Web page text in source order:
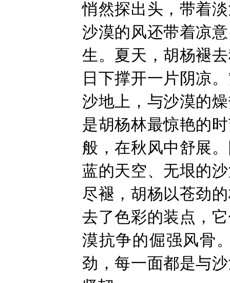
悄然探出头，带着
沙漠的风还带着凉
生。夏天，胡杨褪
日下撑开一片阴凉
沙地上，与沙漠的
是胡杨林最惊艳的
般，在秋风中舒展
蓝的天空、无垠的
尽褪，胡杨以苍劲
去了色彩的装点，
漠抗争的倔强风骨
劲，每一面都是与